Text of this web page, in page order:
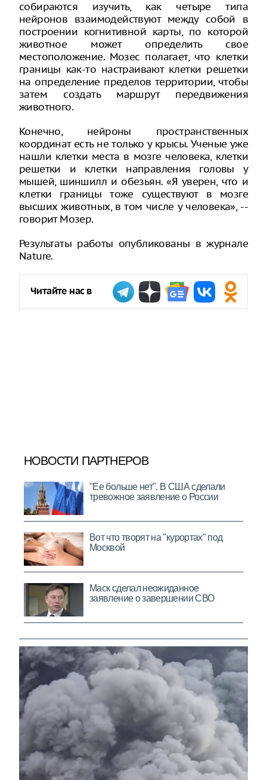
собираются изучить, как четыре типа
нейронов взаимодействуют между собой в
построении когнитивной карты, по которой
животное может определить свое
местоположение. Мозес полагает, что клетки
границы как-то настраивают клетки решетки
на определение пределов территории, чтобы
затем создать маршрут передвижения
животного.
Конечно, нейроны пространственных
координат есть не только у крысы. Ученые уже
нашли клетки места в мозге человека, клетки
решетки и клетки направления головы у
мышей, шиншилл и обезьян. «Я уверен, что и
клетки границы тоже существуют в мозге
высших животных, в том числе у человека», --
говорит Мозер.
Результаты работы опубликованы в журнале
Nature.
Читайте нас в